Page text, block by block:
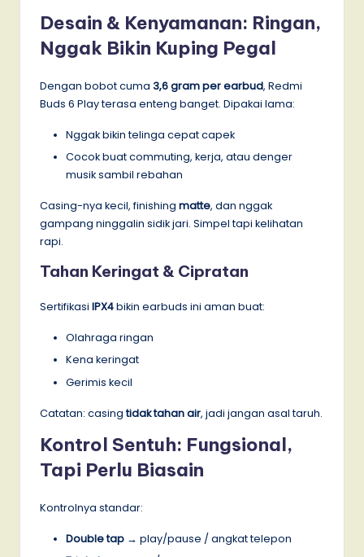
Desain & Kenyamanan: Ringan,
Nggak Bikin Kuping Pegal
Dengan bobot cuma 3,6 gram per earbud, Redmi
Buds 6 Play terasa enteng banget. Dipakai lama:
Nggak bikin telinga cepat capek
Cocok buat commuting, kerja, atau denger
musik sambil rebahan
Casing-nya kecil, finishing matte, dan nggak
gampang ninggalin sidik jari. Simpel tapi kelihatan
rapi.
Tahan Keringat & Cipratan
Sertifikasi IPX4bikin earbuds ini aman buat:
Olahraga ringan
Kena keringat
Gerimis kecil
Catatan: casingtidak tahan air, jadi jangan asal taruh.
Kontrol Sentuh: Fungsional,
Tapi Perlu Biasain
Kontrolnya standar:
Double tap → play/pause / angkat telepon